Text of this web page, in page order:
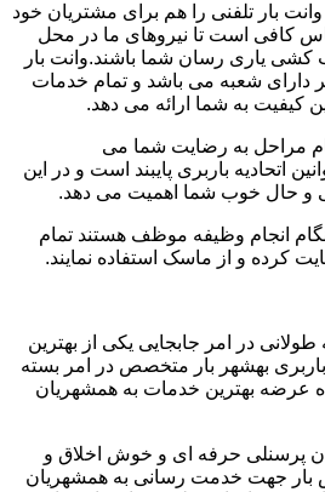
بار تلفنی را هم برای مشتریان خود
کافی است تا نیروهای ما در محل
کشی یاری رسان شما باشند.وانت بار
دارای شعبه می باشد و تمام خدمات
کیفیت به شما ارائه می دهد.
مراحل به رضایت شما می
اتحادیه باربری پایبند است و در این
و حال خوب شما اهمیت می دهد.
انجام وظیفه موظف هستند تمام
کرده و از ماسک استفاده نمایند.
طولانی در امر جابجایی یکی از بهترین
بهشهر بار متخصص در امر بسته
عرضه بهترین خدمات به همشهریان
پرسنلی حرفه ای و خوش اخلاق و
جهت خدمت رسانی به همشهریان